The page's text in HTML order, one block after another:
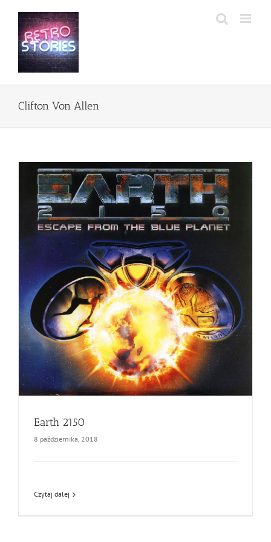
zawartości
Clifton Von Allen
Earth 2150
8 października, 2018
Czytaj dalej